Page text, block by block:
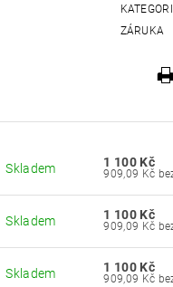
ZÁRUKA
Skladem 1 100 Kč
Skladem 1 100 Kč
Skladem 1 100 Kč